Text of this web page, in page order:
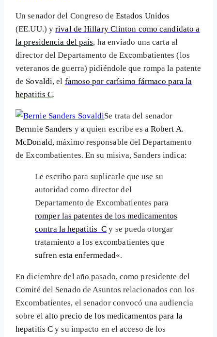
Un senador del Congreso de Estados Unidos
(EE.UU.) yrival de Hillary Clinton como candidato a
la presidencia del país, ha enviado una carta al
director del Departamento de Excombatientes (los
veteranos de guerra) pidiéndole que rompa la patente
de Sovaldi, el famoso por carísimo fármaco para la
hepatitis C.
Se trata del senador
Bernnie Sanders y a quien escribe es a Robert A.
McDonald, máximo responsable del Departamento
de Excombatientes. En su misiva, Sanders indica:
Le escribo para suplicarle que use su
autoridad como director del
Departamento de Excombatientes para
romper las patentes de los medicamentos
contra la hepatitis C y se pueda otorgar
tratamiento a los excombatientes que
sufren esta enfermedad«.
En diciembre del año pasado, como presidente del
Comité del Senado de Asuntos relacionados con los
Excombatientes, el senador convocó una audiencia
sobre el alto precio de los medicamentos para la
hepatitis C y su impacto en el acceso de los